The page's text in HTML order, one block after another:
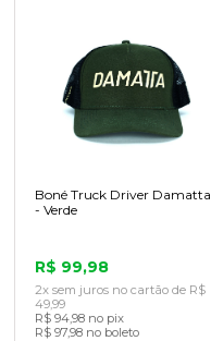
Boné Truck Driver Damatta
- Verde
R$ 99,98
2x sem juros no cartão de R$
49,99
R$ 94,98 no pix
R$ 97,98 no boleto